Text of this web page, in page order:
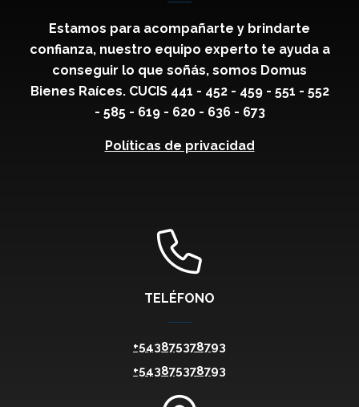
Estamos para acompañarte y brindarte
confianza, nuestro equipo experto te ayuda a
conseguir lo que soñás, somos Domus
Bienes Raíces. CUCIS 441 - 452 - 459 - 551 - 552
- 585 - 619 - 620 - 636 - 673
Políticas de privacidad
TELÉFONO
+543875378793
+543875378793